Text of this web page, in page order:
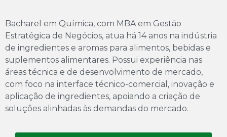
Bacharel em Química, com MBA em Gestão
Estratégica de Negócios, atua há 14 anos na indústria
de ingredientes e aromas para alimentos, bebidas e
suplementos alimentares. Possui experiência nas
áreas técnica e de desenvolvimento de mercado,
com foco na interface técnico-comercial, inovação e
aplicação de ingredientes, apoiando a criação de
soluções alinhadas às demandas do mercado.